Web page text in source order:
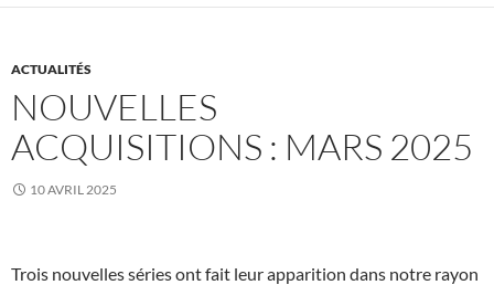
ACTUALITÉS
NOUVELLES
ACQUISITIONS : MARS 2025
10 AVRIL 2025
Trois nouvelles séries ont fait leur apparition dans notre rayon